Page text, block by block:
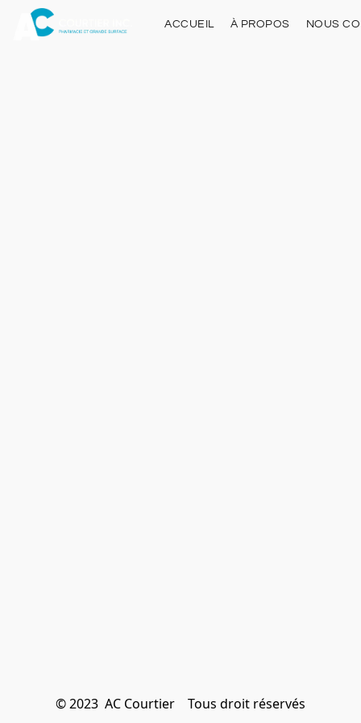
ACCUEIL À PROPOS NOUS
© 2023  AC Courtier    Tous droit réservés